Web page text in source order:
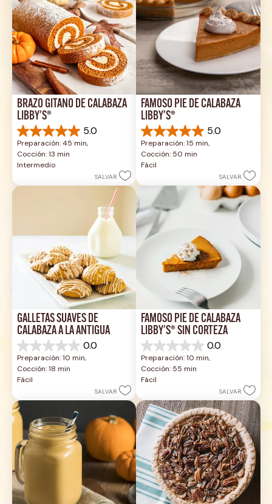
BRAZO GITANO DE CALABAZA
LIBBY'S®
5.0
5.0
de
5
estrellas.
reseña
Preparación: 45 min,
Cocción: 13 min
Intermedio
SALVAR
FAMOSO PIE DE CALABAZA
LIBBY'S®
5.0
5.0
de
5
estrellas.
reseñas
Preparación: 15 min,
Cocción: 50 min
Fácil
SALVAR
GALLETAS SUAVES DE
CALABAZA A LA ANTIGUA
0.0
0.0
de
5
estrellas.
Preparación: 10 min,
Cocción: 18 min
Fácil
SALVAR
FAMOSO PIE DE CALABAZA
LIBBY'S® SIN CORTEZA
0.0
0.0
de
5
estrellas.
Preparación: 10 min,
Cocción: 55 min
Fácil
SALVAR